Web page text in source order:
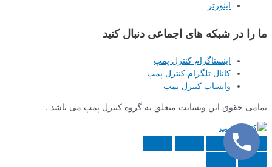
اینورتر
ما را در شبکه های اجماعی دنبال کنید
اینستاگرام کنترل پمپ
کانال تلگرام کنترل پمپ
واتساپ کنترل پمپ
تمامی حقوق این وبسایت متعلق به گروه کنترل پمپ می باشد .